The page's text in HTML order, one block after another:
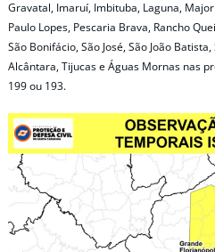
Gravatal, Imaruí, Imbituba, Laguna,
Paulo Lopes, Pescaria Brava, Rancho
São Bonifácio, São José, São João
Alcântara, Tijucas e Águas Mornas nas
199 ou 193.